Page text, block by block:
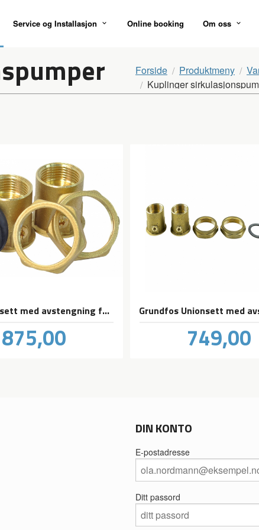
Service og Installasjon Online booking Om oss
Forside Produktmeny
Kuplinger
Wilo unionsett med avstengning for sirkulasjons pumper
Pris
875,00 Pris
749,00
DIN KONTO
E-postadresse
Ditt passord